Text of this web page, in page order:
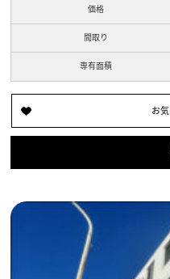
価格
間取り
専有面積